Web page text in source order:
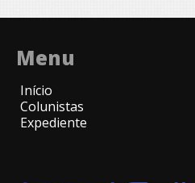
Menu
Início
Colunistas
Expediente